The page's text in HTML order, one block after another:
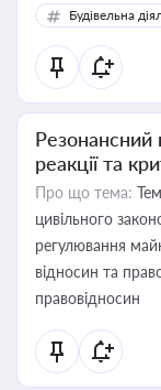
Будівельна
Резонансний
реакції та
Про що тема:
цивільного
регулювання
відносин та
правовідносин